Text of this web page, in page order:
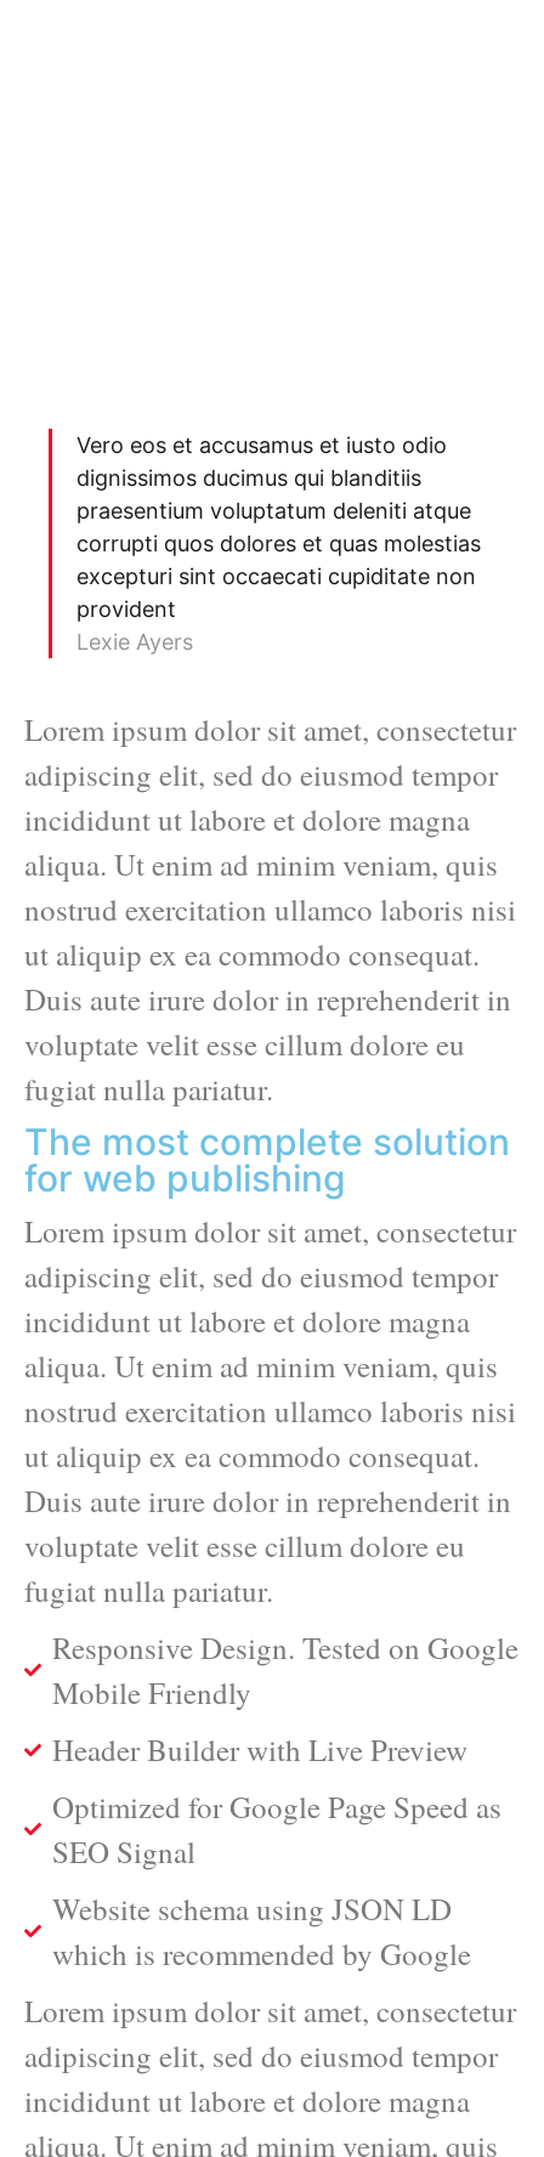
Vero eos et accusamus et iusto odio
dignissimos ducimus qui blanditiis
praesentium voluptatum deleniti atque
corrupti quos dolores et quas molestias
excepturi sint occaecati cupiditate non
provident
Lexie Ayers
Lorem ipsum dolor sit amet, consectetur
adipiscing elit, sed do eiusmod tempor
incididunt ut labore et dolore magna
aliqua. Ut enim ad minim veniam, quis
nostrud exercitation ullamco laboris nisi
ut aliquip ex ea commodo consequat.
Duis aute irure dolor in reprehenderit in
voluptate velit esse cillum dolore eu
fugiat nulla pariatur.
The most complete solution
for web publishing
Lorem ipsum dolor sit amet, consectetur
adipiscing elit, sed do eiusmod tempor
incididunt ut labore et dolore magna
aliqua. Ut enim ad minim veniam, quis
nostrud exercitation ullamco laboris nisi
ut aliquip ex ea commodo consequat.
Duis aute irure dolor in reprehenderit in
voluptate velit esse cillum dolore eu
fugiat nulla pariatur.
Responsive Design. Tested on Google
Mobile Friendly
Header Builder with Live Preview
Optimized for Google Page Speed as
SEO Signal
Website schema using JSON LD
which is recommended by Google
Lorem ipsum dolor sit amet, consectetur
adipiscing elit, sed do eiusmod tempor
incididunt ut labore et dolore magna
aliqua. Ut enim ad minim veniam, quis